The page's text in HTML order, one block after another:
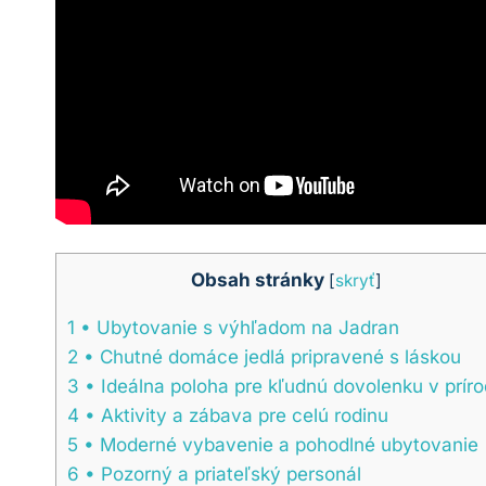
Obsah stránky [skryť]
1 • Ubytovanie s výhľadom na Jadran
2 • Chutné domáce jedlá pripravené s láskou
3 • Ideálna poloha pre kľudnú dovolenku v
4 • Aktivity a zábava pre celú rodinu
5 • Moderné vybavenie a pohodlné ubytovanie
6 • Pozorný a priateľský personál